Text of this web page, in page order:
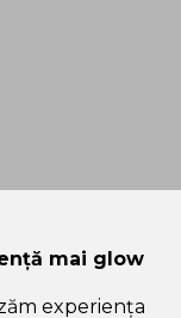
mai glow
experiența